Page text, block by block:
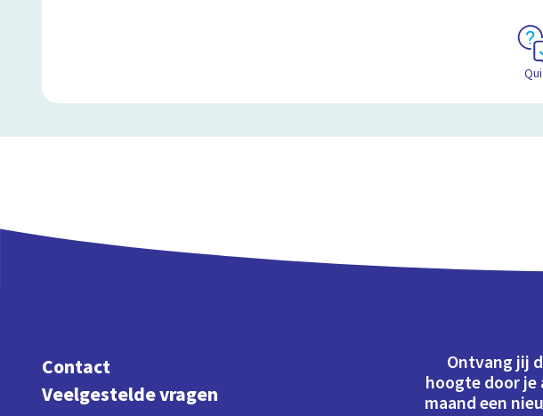
Contact
Veelgestelde vragen
Ontvang jij
hoogte door je
maand een